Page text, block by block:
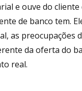
e ouve do
de banco tem.
as preocupações
da oferta do
real.